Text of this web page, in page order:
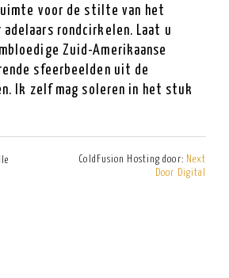
voor de stilte van het
rondcirkelen. Laat u
Zuid-Amerikaanse
sfeerbeelden uit de
Ik zelf mag soleren in het stuk
ColdFusion Hosting door: Next
Door Digital